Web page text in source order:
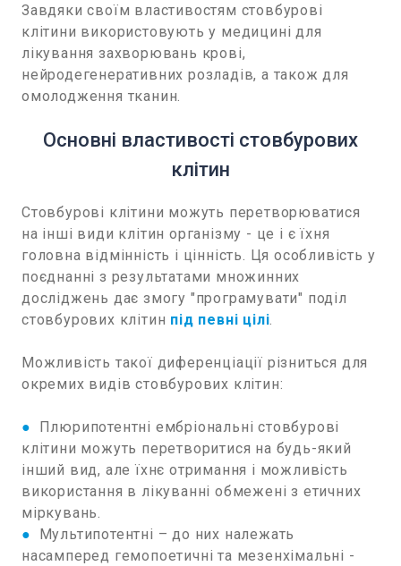
Завдяки своїм властивостям стовбурові
клітини використовують у медицині для
лікування захворювань крові,
нейродегенеративних розладів, а також для
омолодження тканин.
Основні властивості стовбурових
клітин
Стовбурові клітини можуть перетворюватися
на інші види клітин організму - це і є їхня
головна відмінність і цінність. Ця особливість у
поєднанні з результатами множинних
досліджень дає змогу "програмувати" поділ
стовбурових клітин під певні цілі
Можливість такої диференціації різниться для
окремих видів стовбурових клітин:
● Плюрипотентні ембріональні стовбурові
клітини можуть перетворитися на будь-який
інший вид, але їхнє отримання і можливість
використання в лікуванні обмежені з етичних
міркувань.
● Мультипотентні – до них належать
насамперед гемопоетичні та мезенхімальні -